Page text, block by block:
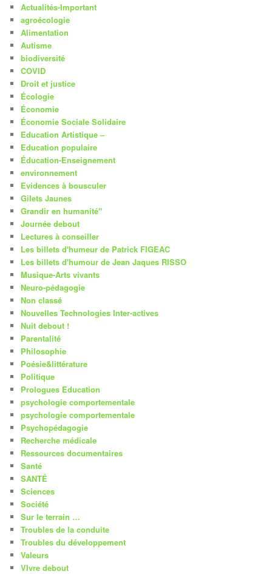
Actualités-Important
agroécologie
Alimentation
Autisme
biodiversité
COVID
Droit et justice
Écologie
Économie
Économie Sociale Solidaire
Education Artistique –
Education populaire
Éducation-Enseignement
environnement
Evidences à bousculer
Gilets Jaunes
Grandir en humanité"
Journée debout
Lectures à conseiller
Les billets d'humeur de Patrick FIGEAC
Les billets d'humour de Jean Jaques RISSO
Musique-Arts vivants
Neuro-pédagogie
Non classé
Nouvelles Technologies Inter-actives
Nuit debout !
Parentalité
Philosophie
Poésie&littérature
Politique
Prologues Education
psychologie comportementale
psychologie comportementale
Psychopédagogie
Recherche médicale
Ressources documentaires
Santé
SANTÉ
Sciences
Société
Sur le terrain …
Troubles de la conduite
Troubles du développement
Valeurs
VIvre debout